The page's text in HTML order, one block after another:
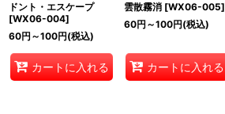
ドント・エスケープ
[WX06-004]
60円 ～100円(税込)
カートに入れる
雲散霧消 [WX06-005]
60円 ～100円(税込)
カートに入れる